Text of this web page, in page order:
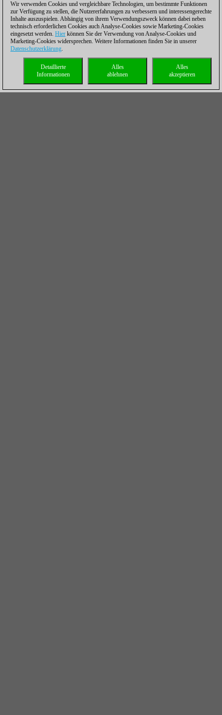
Wir verwenden Cookies und vergleichbare Technologien, um bestimmte Funktionen
zur Verfügung zu stellen, die Nutzererfahrungen zu verbessern und interessengerechte
Inhalte auszuspielen. Abhängig von ihrem Verwendungszweck können dabei neben
technisch erforderlichen Cookies auch Analyse-Cookies sowie Marketing-Cookies
eingesetzt werden. Hier können Sie der Verwendung von Analyse-Cookies und
Marketing-Cookies widersprechen. Weitere Informationen finden Sie in unserer
Datenschutzerklärung.
Alles
akzeptieren
Alles
ablehnen
Detaillierte
Informationen